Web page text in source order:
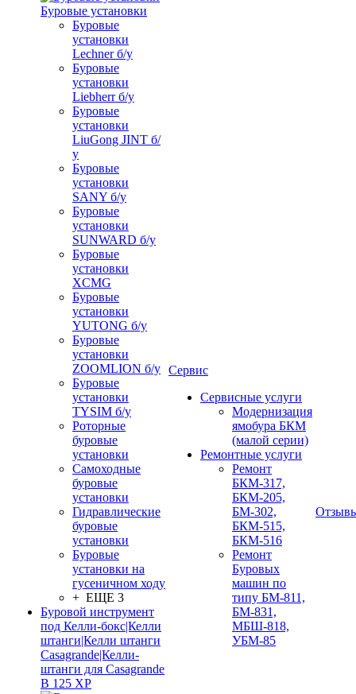
Буровые установки
Буровые
установки
Lechner б/у
Буровые
установки
Liebherr б/у
Буровые
установки
LiuGong JINT б/
у
Буровые
установки
SANY б/у
Буровые
установки
SUNWARD б/у
Буровые
установки
XCMG
Буровые
установки
YUTONG б/у
Буровые
установки
ZOOMLION б/у
Буровые
установки
TYSIM б/у
Роторные
буровые
установки
Самоходные
буровые
установки
Гидравлические
буровые
установки
Буровые
установки на
гусеничном ходу
+ ЕЩЕ 3
Буровой инструмент
под Келли-бокс|Келли
штанги|Келли штанги
Casagrande|Келли-
штанги для Casagrande
B 125 XP
Сервис
Сервисные услуги
Модернизация
ямобура БКМ
(малой серии)
Ремонтные услуги
Ремонт
БКМ-317,
БКМ-205,
БМ-302,
БКМ-515,
БКМ-516
Ремонт
Буровых
машин по
типу БМ-811,
БМ-831,
МБШ-818,
УБМ-85